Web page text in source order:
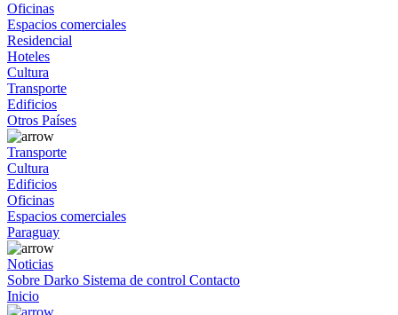
Oficinas
Espacios comerciales
Residencial
Hoteles
Cultura
Transporte
Edificios
Otros Países
Transporte
Cultura
Edificios
Oficinas
Espacios comerciales
Paraguay
Noticias
Sobre Darko Sistema de control Contacto
Inicio